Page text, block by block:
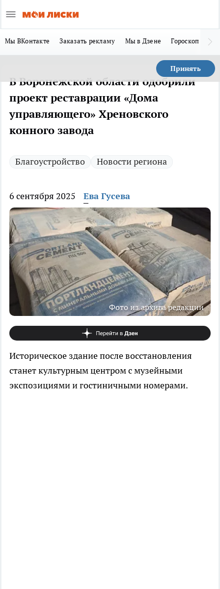
Мы ВКонтакте Заказать рекламу Мы в Дзене Гороскоп
Принять
В Воронежской области одобрили
проект реставрации «Дома
управляющего» Хреновского
конного завода
Благоустройство Новости региона
6 сентября 2025 Ева Гусева
Фото из архива редакции
Историческое здание после восстановления
станет культурным центром с музейными
экспозициями и гостиничными номерами.